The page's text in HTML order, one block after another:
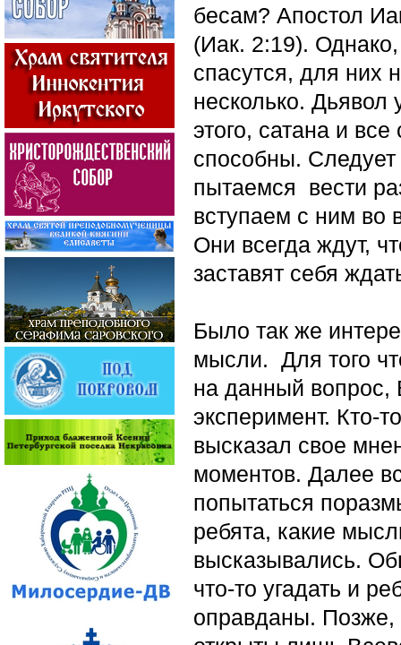
бесам? Апостол
(Иак. 2:19).
спасутся, для них
несколько.
этого, сатана и
способны. Следует
пытаемся вести
вступаем с ним во
Они всегда ждут,
заставят себя
Было так же
мысли. Для того
на данный вопрос,
эксперимент. Кто-
высказал свое
моментов. Далее
попытаться
ребята, какие
высказывались.
что-то угадать и
оправданы.